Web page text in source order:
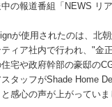
の報道番組「NEWS リ
が使用されたのは、北
ィア社内で行われ、"金
宅や政府幹部の豪邸の
タッフがShade Home
感心の声が上がっていま